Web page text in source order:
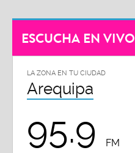
ESCUCHA EN VIVO
LA ZONA EN TU CIUDAD
Arequipa
95.9 FM